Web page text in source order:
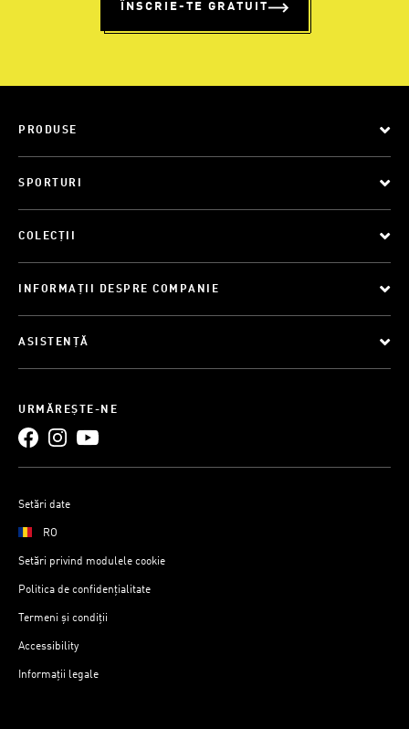
ÎNSCRIE-TE GRATUIT
PRODUSE
SPORTURI
COLECȚII
INFORMAȚII DESPRE COMPANIE
ASISTENȚĂ
URMĂREȘTE-NE
Setări date
RO
Setări privind modulele cookie
Politica de confidențialitate
Termeni și condiții
Accessibility
Informații legale